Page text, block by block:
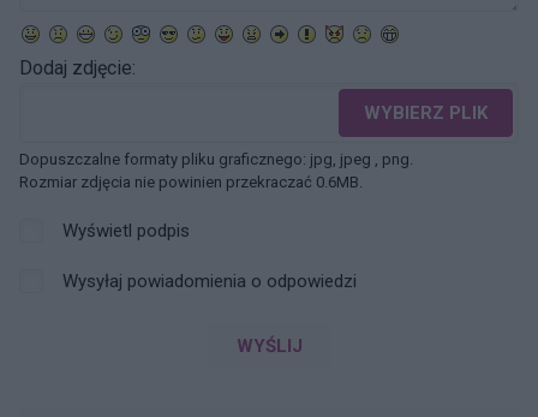
Dodaj zdjęcie:
WYBIERZ PLIK
Dopuszczalne formaty pliku graficznego: jpg, jpeg , png.
Rozmiar zdjęcia nie powinien przekraczać 0.6MB.
Wyświetl podpis
Wysyłaj powiadomienia o odpowiedzi
WYŚLIJ